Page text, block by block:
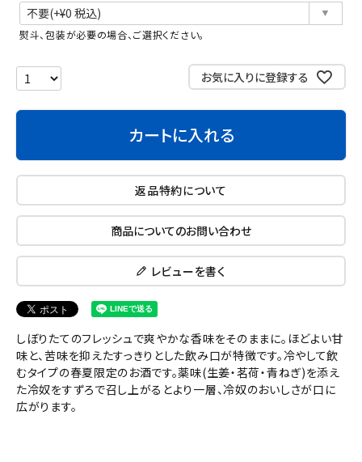
熨斗、包装が必要の場合、ご選択ください。
お気に入りに登録する
カートに入れる
返品特約について
商品についてのお問い合わせ
レビューを書く
しぼりたてのフレッシュで爽やかな香味をそのままに。ほどよい甘
味と、苦味を抑えたすっきりとした飲み口が特徴です。冷やして飲
むタイプの春夏限定のお酒です。薬味(生姜・茗荷・青ねぎ)を添え
た冷奴をすずろで召し上がるとより一層、冷奴のおいしさが口に
広がります。